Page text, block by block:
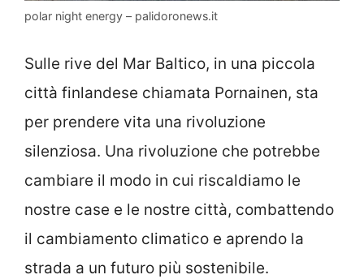
polar night energy – palidoronews.it
Sulle rive del Mar Baltico, in una piccola
città finlandese chiamata Pornainen, sta
per prendere vita una rivoluzione
silenziosa. Una rivoluzione che potrebbe
cambiare il modo in cui riscaldiamo le
nostre case e le nostre città, combattendo
il cambiamento climatico e aprendo la
strada a un futuro più sostenibile.